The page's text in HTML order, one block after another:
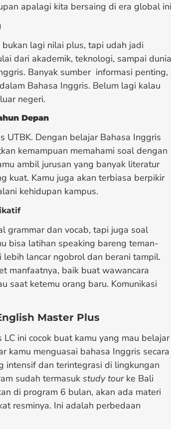
apalagi kita bersaing di era global
lagi nilai plus, tapi udah jadi
dari akademik, teknologi, sampai dunia
Banyak sumber informasi penting,
Bahasa Inggris. Belum lagi kalau
negeri.
Depan
UTBK. Dengan belajar Bahasa Inggris
kemampuan memahami soal dengan
ambil jurusan yang banyak literatur
kuat. Kamu juga akan terbiasa berpikir
kehidupan kampus.
grammar dan vocab, tapi juga soal
bisa latihan speaking bareng teman-
lancar ngobrol dan berani tampil.
manfaatnya, baik buat wawancara
saat ketemu orang baru. Komunikasi
Master Plus
ini cocok buat kamu yang mau belajar
kamu menguasai bahasa Inggris secara
intensif dan terintegrasi di lingkungan
sudah termasuk study tourke Bali
di program 6 bulan, akan ada materi
resminya. Ini adalah perbedaan